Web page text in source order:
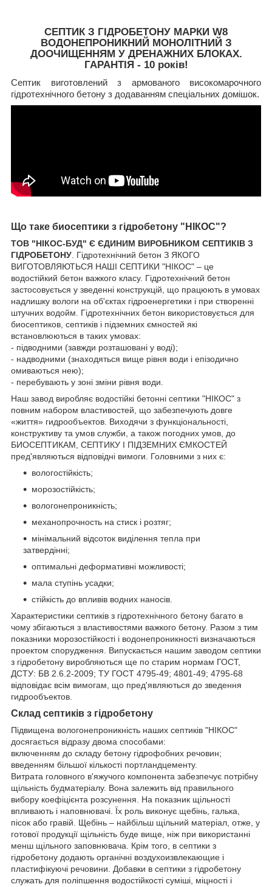
СЕПТИК З ГІДРОБЕТОНУ МАРКИ W8
ВОДОНЕПРОНИКНИЙ МОНОЛІТНИЙ З
ДООЧИЩЕННЯМ У ДРЕНАЖНИХ БЛОКАХ.
ГАРАНТІЯ - 10 років!
Септик виготовлений з армованого високомарочного
гідротехнічного бетону з додаванням спеціальних домішок.
Що таке биосептики з гідробетону "НІКОС"?
ТОВ "НІКОС-БУД" Є ЄДИНИМ ВИРОБНИКОМ СЕПТИКІВ З
ГІДРОБЕТОНУ. Гідротехнічний бетон З ЯКОГО
ВИГОТОВЛЯЮТЬСЯ НАШІ СЕПТИКИ "НІКОС" – це
водостійкий бетон важкого класу. Гідротехнічний бетон
застосовується у зведенні конструкцій, що працюють в умовах
надлишку вологи на об'єктах гідроенергетики і при створенні
штучних водойм. Гідротехнічних бетон використовується для
биосептиков, септиків і підземних ємностей які
встановлюються в таких умовах:
- підводними (завжди розташовані у воді);
- надводними (знаходяться вище рівня води і епізодично
омиваються нею);
- перебувають у зоні зміни рівня води.
Наш завод виробляє водостійкі бетонні септики "НІКОС" з
повним набором властивостей, що забезпечують довге
«життя» гидрообъектов. Виходячи з функціональності,
конструктиву та умов служби, а також погодних умов, до
БИОСЕПТИКАМ, СЕПТИКУ І ПІДЗЕМНИХ ЄМКОСТЕЙ
пред'являються відповідні вимоги. Головними з них є:
вологостійкість;
морозостійкість;
вологонепроникність;
механопрочность на стиск і розтяг;
мінімальний відсоток виділення тепла при
затвердінні;
оптимальні деформативні можливості;
мала ступінь усадки;
стійкість до впливів водних наносів.
Характеристики септиків з гідротехнічного бетону багато в
чому збігаються з властивостями важкого бетону. Разом з тим
показники морозостійкості і водонепроникності визначаються
проектом спорудження. Випускається нашим заводом септики
з гідробетону виробляються ще по старим нормам ГОСТ,
ДСТУ: БВ 2.6.2-2009; ТУ ГОСТ 4795-49; 4801-49; 4795-68
відповідає всім вимогам, що пред'являються до зведення
гидрообъектов.
Склад септиків з гідробетону
Підвищена вологонепроникність наших септиків "НІКОС"
досягається відразу двома способами:
включенням до складу бетону гідрофобних речовин;
введенням більшої кількості портландцементу.
Витрата головного в'яжучого компонента забезпечує потрібну
щільність будматеріалу. Вона залежить від правильного
вибору коефіцієнта розсунення. На показник щільності
впливають і наповнювачі. Їх роль виконує щебінь, галька,
пісок або гравій. Щебінь – найбільш щільний матеріал, отже, у
готової продукції щільність буде вище, ніж при використанні
менш щільного заповнювача. Крім того, в септики з
гідробетону додають органічні воздухоизвлекающие і
пластифікуючі речовини. Добавки в септики з гідробетону
служать для поліпшення водостійкості суміші, міцності і